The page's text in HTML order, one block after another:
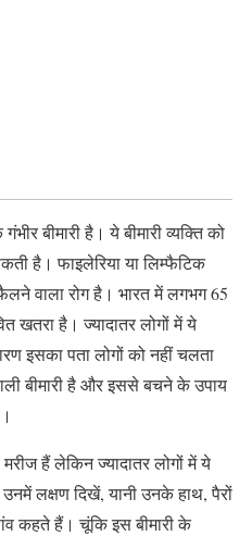
बीमारी है। ये बीमारी व्यक्ति को
है। फाइलेरिया या लिम्फैटिक
वाला रोग है। भारत में लगभग 65
खतरा है। ज्यादातर लोगों में ये
इसका पता लोगों को नहीं चलता
बीमारी है और इससे बचने के उपाय
हैं लेकिन ज्यादातर लोगों में ये
लक्षण दिखें, यानी उनके हाथ, पैरों
कहते हैं। चूंकि इस बीमारी के